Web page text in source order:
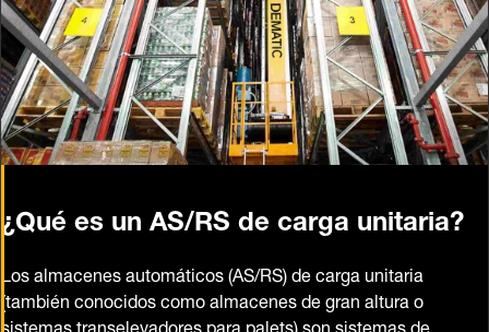
¿Qué es un AS/RS de carga unitaria?
Los almacenes automáticos (AS/RS) de carga unitaria
(también conocidos como almacenes de gran altura o
sistemas transelevadores para palets) son sistemas de